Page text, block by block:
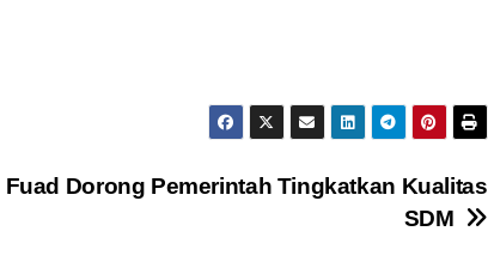
Fuad Dorong Pemerintah Tingkatkan Kualitas
SDM